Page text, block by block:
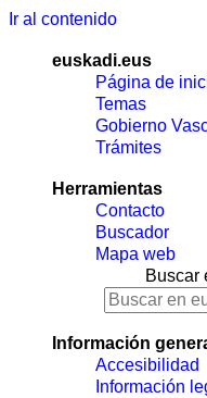
Ir al contenido
euskadi.eus
Página de
Temas
Gobierno
Trámites
Herramientas
Contacto
Buscador
Mapa web
Buscar
Información
Accesibilidad
Información